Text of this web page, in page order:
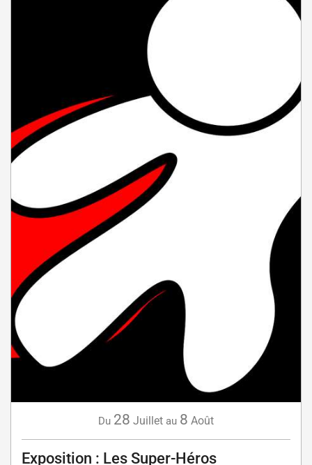
Du 28 Juillet au 8 Août
Exposition : Les Super-Héros